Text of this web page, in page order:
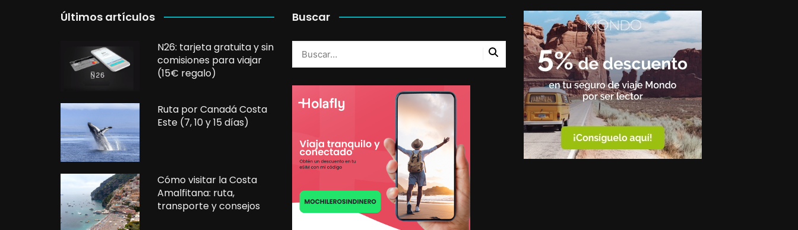
Últimos artículos
N26: tarjeta gratuita y sin
comisiones para viajar
(15€ regalo)
Ruta por Canadá Costa
Este (7, 10 y 15 días)
Cómo visitar la Costa
Amalfitana: ruta,
transporte y consejos
Buscar